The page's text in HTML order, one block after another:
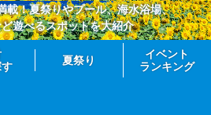
載！夏祭りやプール、海水浴場、
遊べるスポットを大紹介
夏祭り
イベント
ランキング